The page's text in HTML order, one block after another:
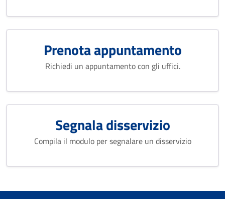
Prenota appuntamento
Richiedi un appuntamento con gli uffici.
Segnala disservizio
Compila il modulo per segnalare un disservizio